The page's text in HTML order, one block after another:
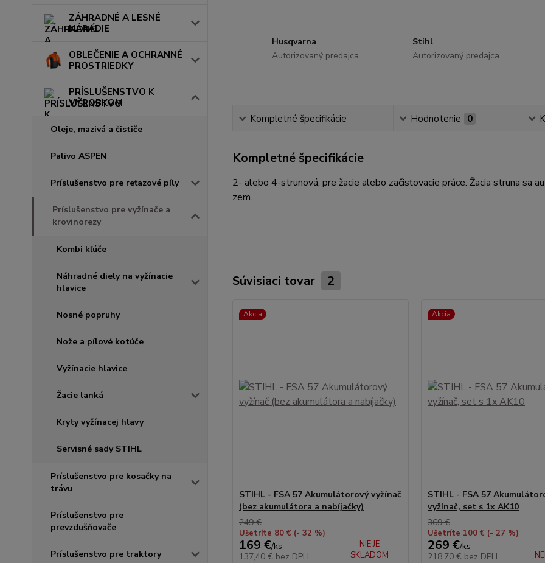
ZÁHRADNÉ A LESNÉ
NÁRADIE
OBLEČENIE A OCHRANNÉ
PROSTRIEDKY
PRÍSLUŠENSTVO K
VÝROBKOM
Oleje, mazivá a čističe
Palivo ASPEN
Príslušenstvo pre reťazové píly
Príslušenstvo pre vyžínače a
krovinorezy
Kombi kľúče
Náhradné diely na vyžínacie
hlavice
Nosné popruhy
Nože a pílové kotúče
Vyžínacie hlavice
Žacie lanká
Kryty vyžínacej hlavy
Servisné sady STIHL
Príslušenstvo pre kosačky na
trávu
Príslušenstvo pre
prevzdušňovače
Príslušenstvo pre traktory
Husqvarna
Autorizovaný predajca
Stihl
Autorizovaný predajca
Kompletné špecifikácie Hodnotenie 0
Kompletné špecifikácie
2- alebo 4-strunová, pre žacie alebo začisťovacie práce. Žacia struna sa
zem.
Súvisiaci tovar 2
Akcia
STIHL - FSA 57 Akumulátorový vyžínač
(bez akumulátora a nabíjačky)
249 €
Ušetríte 80 € (- 32 %)
169 €/ks
137,40 € bez DPH
NIE JE
SKLADOM
Akcia
STIHL - FSA 57
vyžínač, set s 1x AK10
369 €
Ušetríte 100 € (- 27 %)
269 €/ks
218,70 € bez DPH